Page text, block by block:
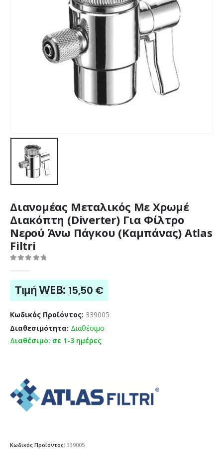
Διανομέας Μεταλικός Με Χρωμέ
Διακόπτη (Diverter) Για Φίλτρο
Νερού Άνω Πάγκου (Καμπάνας) Atlas
Filtri
Τιμή WEB: 15,50 €
Κωδικός Προϊόντος: 339005
Διαθεσιμότητα: Διαθέσιμο
Διαθέσιμο: σε 1-3 ημέρες
Κωδικός Προϊόντος: 339005